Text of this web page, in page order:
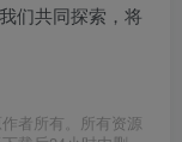
们共同探索，将
者所有。所有资源